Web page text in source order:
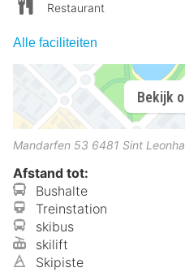
Restaurant
Alle faciliteiten
Bekijk
Mandarfen 53 6481 Sint
Afstand tot:
Bushalte
Treinstation
skibus
skilift
Skipiste